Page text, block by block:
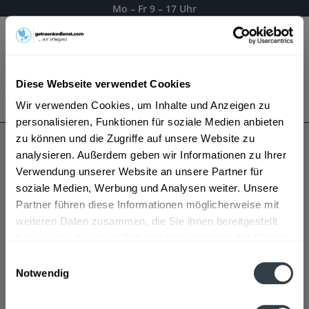
Diese Webseite verwendet Cookies
Wir verwenden Cookies, um Inhalte und Anzeigen zu
personalisieren, Funktionen für soziale Medien anbieten
zu können und die Zugriffe auf unsere Website zu
analysieren. Außerdem geben wir Informationen zu Ihrer
Verwendung unserer Website an unsere Partner für
soziale Medien, Werbung und Analysen weiter. Unsere
Partner führen diese Informationen möglicherweise mit
weiteren Daten zusammen, die Sie ihnen bereitgestellt
Notwendig
Mo – Fr 9 – 17 Uhr
Es gilt unsereDatenschutzerklärung
Postbrauerei Allgäu